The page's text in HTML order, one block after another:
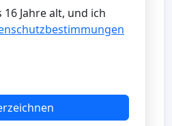
Jahre alt, und ich